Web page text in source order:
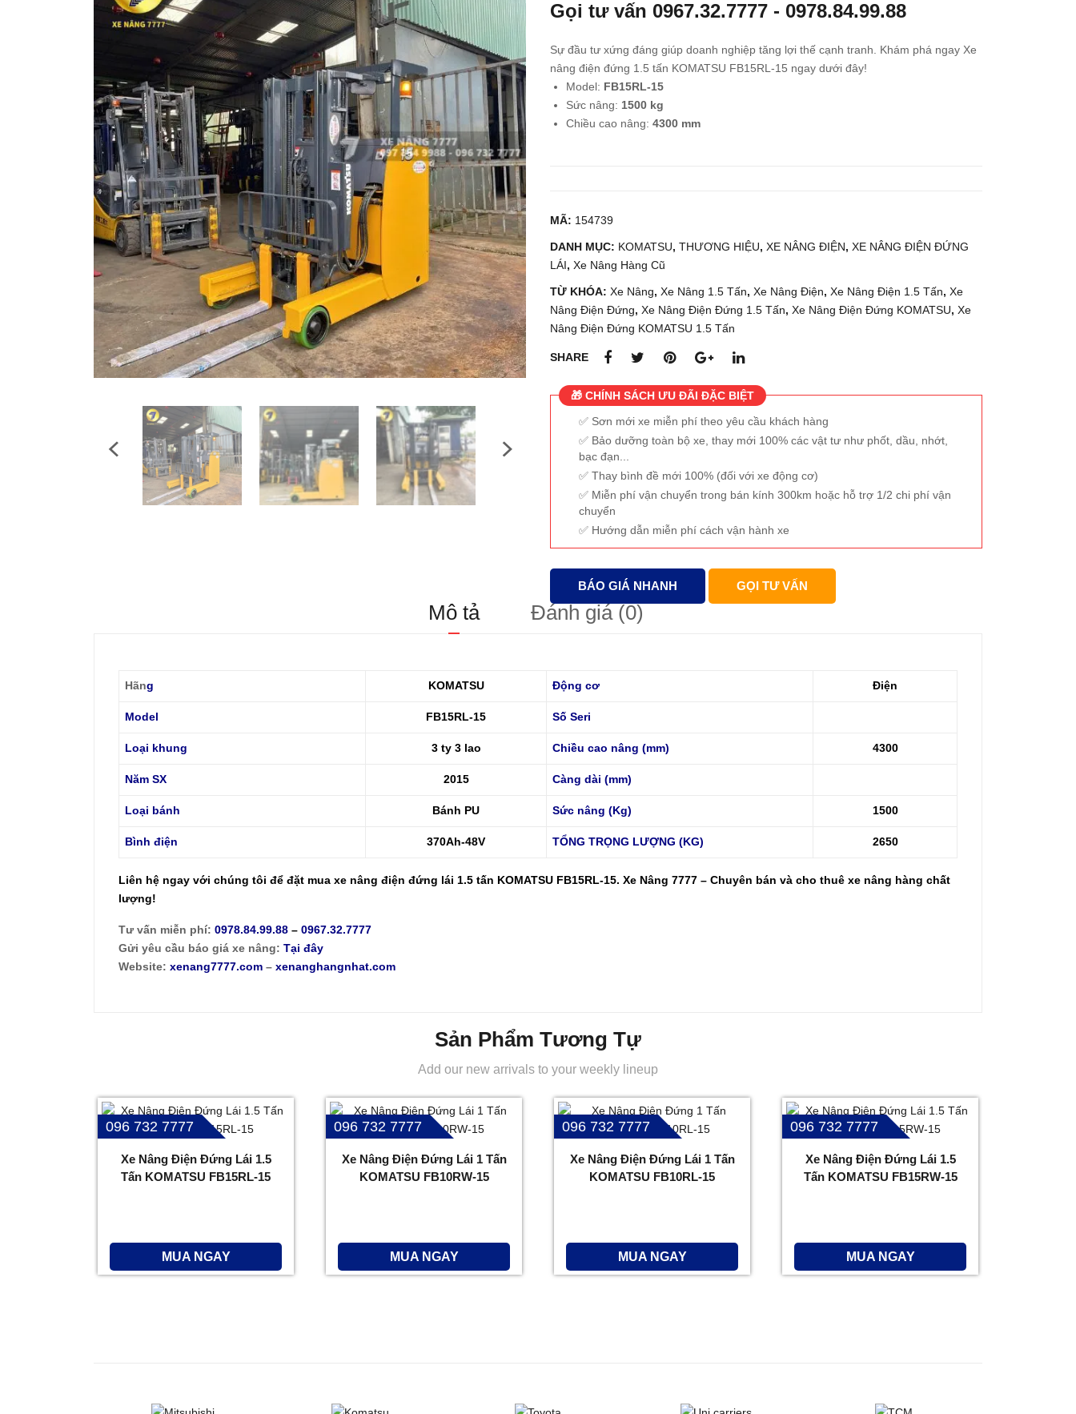
n
FB2
12
Gọi tư vấn 0967.32.7777 - 0978.84.99.88
Sự đầu tư xứng đáng giúp doanh nghiệp tăng lợi thế cạnh tranh. Khám phá ngay Xe
nâng điện đứng 1.5 tấn KOMATSU FB15RL-15 ngay dưới đây!
Model: FB15RL-15
Sức nâng: 1500 kg
Chiều cao nâng: 4300 mm
MÃ: 154739
DANH MỤC: KOMATSU, THƯƠNG HIỆU, XE NÂNG ĐIỆN, XE NÂNG ĐIỆN ĐỨNG
LÁI, Xe Nâng Hàng Cũ
TỪ KHÓA: Xe Nâng, Xe Nâng 1.5 Tấn, Xe Nâng Điện, Xe Nâng Điện 1.5 Tấn, Xe
Nâng Điện Đứng, Xe Nâng Điện Đứng 1.5 Tấn, Xe Nâng Điện Đứng KOMATSU, Xe
Nâng Điện Đứng KOMATSU 1.5 Tấn
SHARE
🎁 CHÍNH SÁCH ƯU ĐÃI ĐẶC BIỆT
Sơn mới xe miễn phí theo yêu cầu khách hàng
Bảo dưỡng toàn bộ xe, thay mới 100% các vật tư như phốt, dầu, nhớt,
bạc đạn...
Thay bình đề mới 100% (đối với xe động cơ)
Miễn phí vận chuyển trong bán kính 300km hoặc hỗ trợ 1/2 chi phí vận
chuyển
Hướng dẫn miễn phí cách vận hành xe
BÁO GIÁ NHANH GỌI TƯ VẤN
Mô tả Đánh giá (0)
Hãng KOMATSU Động cơ Điện
Model FB15RL-15 Số Seri
Loại khung 3 ty 3 lao Chiều cao nâng (mm) 4300
Năm SX 2015 Càng dài (mm)
Loại bánh Bánh PU Sức nâng (Kg) 1500
Bình điện 370Ah-48V TỔNG TRỌNG LƯỢNG (KG) 2650
Liên hệ ngay với chúng tôi để đặt mua xe nâng điện đứng lái 1.5 tấn KOMATSU FB15RL-15. Xe Nâng 7777 – Chuyên bán và cho thuê xe nâng hàng chất
lượng!
Tư vấn miễn phí: 0978.84.99.88 – 0967.32.7777
Gửi yêu cầu báo giá xe nâng: Tại đây
Website: xenang7777.com – xenanghangnhat.com
Sản Phẩm Tương Tự
Add our new arrivals to your weekly lineup
096 732 7777
Xe Nâng Điện Đứng Lái 1.5
Tấn KOMATSU FB15RL-15
MUA NGAY
096 732 7777
Xe Nâng Điện Đứng Lái 1 Tấn
KOMATSU FB10RW-15
MUA NGAY
096 732 7777
Xe Nâng Điện Đứng Lái 1 Tấn
KOMATSU FB10RL-15
MUA NGAY
096 732 7777
Xe Nâng Điện Đứng Lái 1.5
Tấn KOMATSU FB15RW-15
MUA NGAY